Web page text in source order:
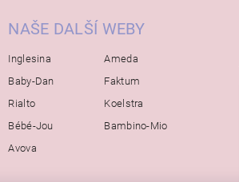
NAŠE DALŠÍ WEBY
Inglesina
Baby-Dan
Rialto
Bébé-Jou
Avova
Ameda
Faktum
Koelstra
Bambino-Mio